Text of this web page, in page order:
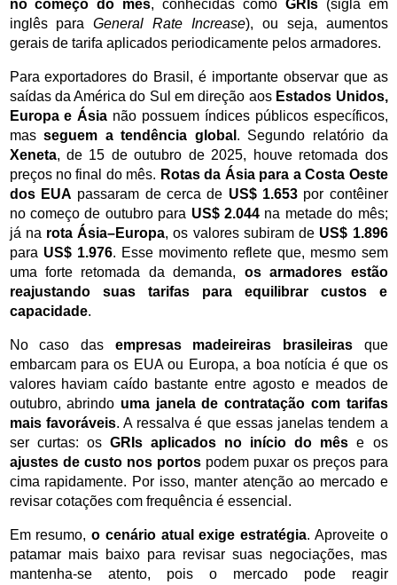
no começo do mês, conhecidas como GRIs (sigla em
inglês para General Rate Increase), ou seja, aumentos
gerais de tarifa aplicados periodicamente pelos armadores.
Para exportadores do Brasil, é importante observar que as
saídas da América do Sul em direção aos Estados Unidos,
Europa e Ásia não possuem índices públicos específicos,
mas seguem a tendência global
. Segundo relatório da
Xeneta, de 15 de outubro de 2025, houve retomada dos
preços no final do mês. Rotas da Ásia para a Costa Oeste
dos EUA passaram de cerca de US$ 1.653 por contêiner
no começo de outubro para US$ 2.044 na metade do mês;
já na rota Ásia–Europa, os valores subiram de US$ 1.896
para US$ 1.976. Esse movimento reflete que, mesmo sem
uma forte retomada da demanda, os armadores estão
reajustando suas tarifas para equilibrar custos e
capacidade.
No caso das empresas madeireiras brasileiras que
embarcam para os EUA ou Europa, a boa notícia é que os
valores haviam caído bastante entre agosto e meados de
outubro, abrindo uma janela de contratação com tarifas
mais favoráveis. A ressalva é que essas janelas tendem a
ser curtas: os GRIs aplicados no início do mês
e os
ajustes de custo nos portos podem puxar os preços para
cima rapidamente. Por isso, manter atenção ao mercado e
revisar cotações com frequência é essencial.
Em resumo, o cenário atual exige estratégia. Aproveite o
patamar mais baixo para revisar suas negociações, mas
mantenha-se atento, pois o mercado pode reagir